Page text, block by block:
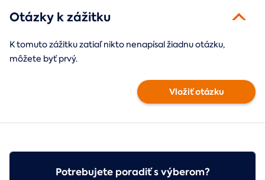
Otázky k zážitku
K tomuto zážitku zatiaľ nikto nenapísal žiadnu otázku,
môžete byť prvý.
Vložiť otázku
Potrebujete poradiť s výberom?